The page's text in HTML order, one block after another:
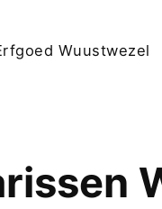
Wuustwezel